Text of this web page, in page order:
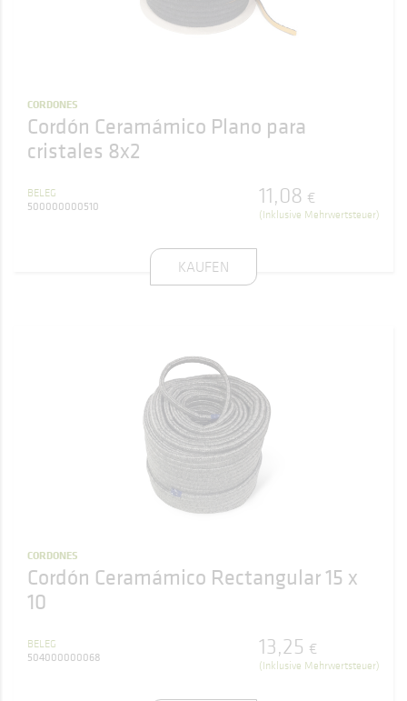
CORDONES
Cordón Ceramámico Plano para
cristales 8x2
BELEG
500000000510
11,08 €
(Inklusive Mehrwertsteuer)
KAUFEN
CORDONES
Cordón Ceramámico Rectangular 15 x
10
BELEG
504000000068
13,25 €
(Inklusive Mehrwertsteuer)